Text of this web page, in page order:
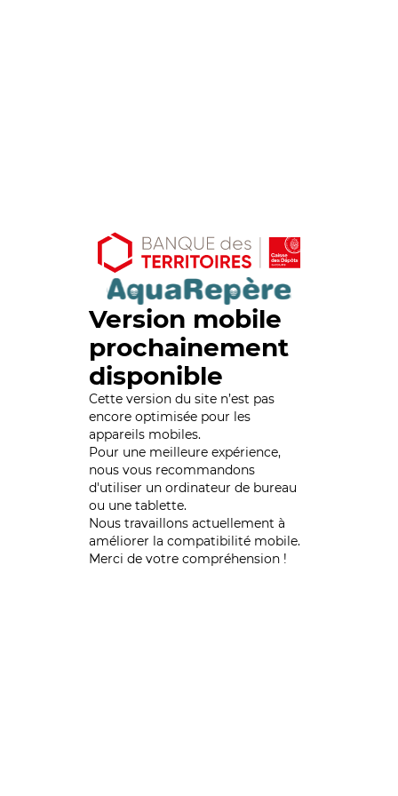
Version mobile
prochainement
disponible
Cette version du site n’est pas
encore optimisée pour les
appareils mobiles.
Pour une meilleure expérience,
nous vous recommandons
d'utiliser un ordinateur de bureau
ou une tablette.
Nous travaillons actuellement à
améliorer la compatibilité mobile.
Merci de votre compréhension !